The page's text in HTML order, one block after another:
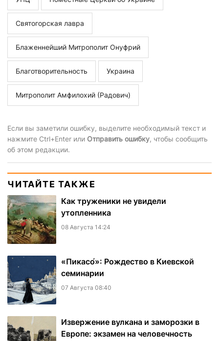
Святогорская лавра
Блаженнейший Митрополит Онуфрий
Благотворительность Украина
Митрополит Амфилохий (Радович)
Если вы заметили ошибку, выделите необходимый текст и
нажмите Ctrl+Enter или Отправить ошибку, чтобы сообщить
об этом редакции.
ЧИТАЙТЕ ТАКЖЕ
Как труженики не увидели
утопленника
08 Августа 14:24
«Пикасо́»: Рождество в Киевской
семинарии
07 Августа 08:40
Извержение вулкана и заморозки в
Европе: экзамен на человечность